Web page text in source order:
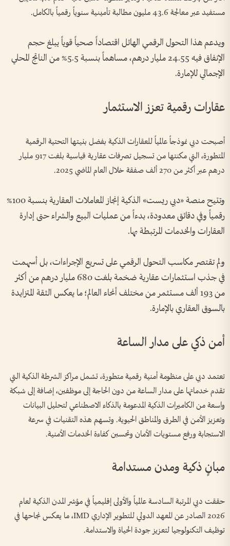
مستفيد عبر معالجة 43.6 مليون مطالبة تأمينية سنوياً رقمياً بالكامل.
ويدعم هذا التحول الرقمي الهائل اقتصاداً صحياً قوياً يبلغ حجم
الإنفاق فيه 24.55 مليار درهم، مساهماً بنسبة 5.5% من الناتج المحلي
الإجمالي للإمارة.
عقارات رقمية تعزز الاستثمار
أصبحت دبي نموذجاً عالمياً للعقارات الذكية بفضل بنيتها التحتية الرقمية
المتطورة، التي مكنتها من تسجيل تصرفات عقارية قياسية بلغت 917 مليار
درهم عبر أكثر من 270 ألف صفقة خلال العام الماضي 2025.
وتتيح منصة «دبي ريست» الذكية إنجاز المعاملات العقارية بنسبة 100%
رقمياً وفي دقائق معدودة، بدءاً من عمليات البيع والشراء حتى إدارة
العقارات والخدمات المرتبطة بها.
ولم تقتصر مكاسب التحول الرقمي على تسريع الإجراءات، بل أسهمت
في جذب استثمارات عقارية ضخمة بلغت 680 مليار درهم من أكثر
من 193 ألف مستثمر من مختلف أنحاء العالم؛ ما يعكس الثقة المتزايدة
بالسوق العقاري بالإمارة.
أمن ذكي على مدار الساعة
تعتمد دبي على منظومة أمنية رقمية متطورة، تشمل مراكز الشرطة الذكية التي
تقدم خدماتها على مدار الساعة من دون الحاجة إلى موظفين، إضافة إلى شبكة
واسعة من الكاميرات الذكية المدعومة بالذكاء الاصطناعي لتحليل البيانات
وتعزيز الأمن في الطرق والمناطق الحيوية. وتسهم هذه التقنيات في سرعة
الاستجابة ورفع مستويات الأمان وتحسين كفاءة الخدمات الأمنية.
مبانٍ ذكية ومدن مستدامة
حققت دبي المرتبة السادسة عالمياً والأولى إقليمياً في مؤشر المدن الذكية لعام
2026 الصادر عن المعهد الدولي للتطوير الإداري IMD، ما يعكس نجاحها في
توظيف التكنولوجيا لتعزيز جودة الحياة والاستدامة.